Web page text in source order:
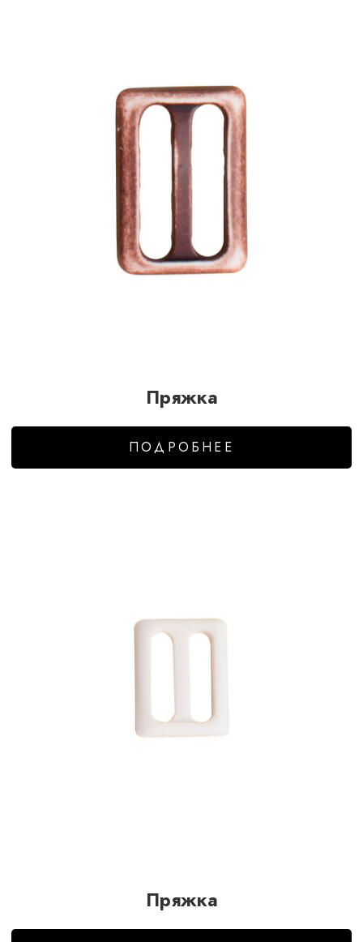
Пряжка
ПОДРОБНЕЕ
Пряжка